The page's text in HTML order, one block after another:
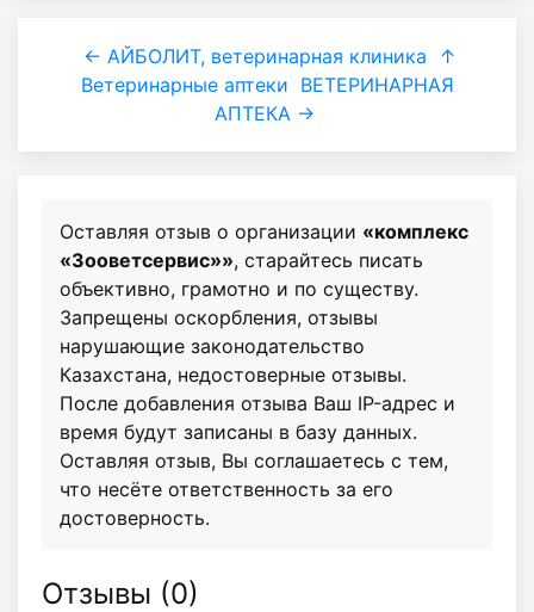
← АЙБОЛИТ, ветеринарная клиника
↑
Ветеринарные аптеки ВЕТЕРИНАРНАЯ
АПТЕКА →
Оставляя отзыв о организации «комплекс
«Зооветсервис»», старайтесь писать
объективно, грамотно и по существу.
Запрещены оскорбления, отзывы
нарушающие законодательство
Казахстана, недостоверные отзывы.
После добавления отзыва Ваш IP-адрес и
время будут записаны в базу данных.
Оставляя отзыв, Вы соглашаетесь с тем,
что несёте ответственность за его
достоверность.
Отзывы (0)